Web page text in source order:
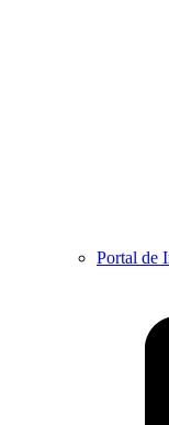
Portal de